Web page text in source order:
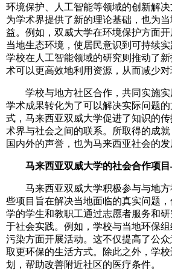
环境保护、人工智能等领域的创新解
为学术界提供了新的理论基础，也为
益。例如，双威大学在环境保护方面
当地生态环境，使居民意识到可持续实
学校在人工智能领域的研究则推动了
术可以更高效地利用资源，从而减少对
学校与地方社区合作，共同实施实
学术成果转化为了可以解决实际问题
式，马来西亚双威大学促进了知识的
术界与社会之间的联系。所取得的成
国内外的声誉，也为马来西亚社会的发
马来西亚双威大学的社会合作项目
马来西亚双威大学积极参与与地方
些项目旨在解决当地面临的真实问题
学的学生和教职工通过志愿者服务和
于社会实践。例如，学校与当地环保
污染方面开展活动。这不仅提高了公
取更环保的生活方式。除此之外，学
划，帮助改善附近社区的医疗条件。